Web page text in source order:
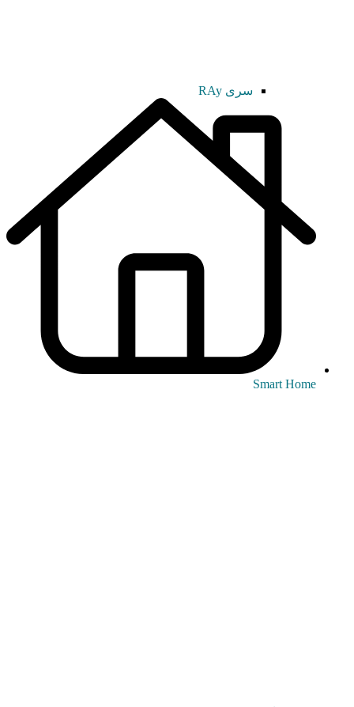
سری RAy
Smart Home